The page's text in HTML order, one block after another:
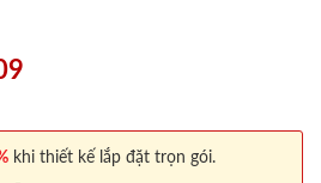
khi thiết kế lắp đặt trọn gói.